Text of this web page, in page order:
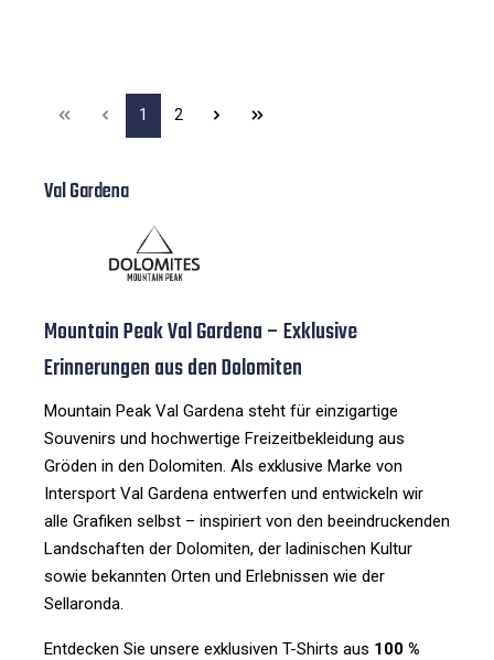
1 2
Val Gardena
Mountain Peak Val Gardena – Exklusive
Erinnerungen aus den Dolomiten
Mountain Peak Val Gardena steht für einzigartige
Souvenirs und hochwertige Freizeitbekleidung aus
Gröden in den Dolomiten. Als exklusive Marke von
Intersport Val Gardena entwerfen und entwickeln wir
alle Grafiken selbst – inspiriert von den beeindruckenden
Landschaften der Dolomiten, der ladinischen Kultur
sowie bekannten Orten und Erlebnissen wie der
Sellaronda.
Entdecken Sie unsere exklusiven T-Shirts aus 100 %